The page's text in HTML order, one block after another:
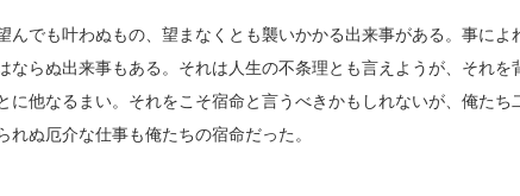
んでも叶わぬもの、望まなくとも襲いかかる出来事がある。事によ
ならぬ出来事もある。それは人生の不条理とも言えようが、それ
に他なるまい。それをこそ宿命と言うべきかもしれないが、俺た
れぬ厄介な仕事も俺たちの宿命だった。